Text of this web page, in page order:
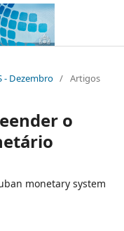
- Dezembro / Artigos
o
monetary system